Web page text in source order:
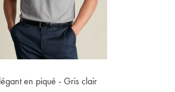
en piqué - Gris clair